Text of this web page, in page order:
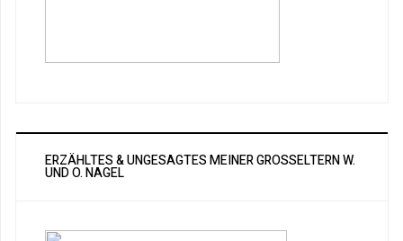
ERZÄHLTES & UNGESAGTES MEINER GROSSELTERN W. U
ND O. NAGEL